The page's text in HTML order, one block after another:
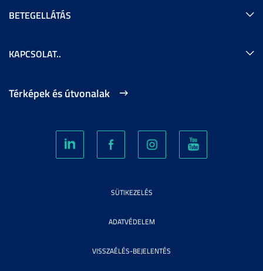
BETEGELLÁTÁS
KAPCSOLAT..
Térképek és útvonalak
SÜTIKEZELÉS
ADATVÉDELEM
VISSZAÉLÉS-BEJELENTÉS